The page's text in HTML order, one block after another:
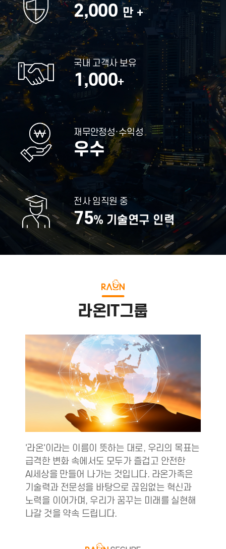
2,000만 +
국내 고객사 보유
1,000+
재무안정성·수익성
우수
전사 임직원 중
75% 기술연구 인력
라온IT그룹
'라온'이라는 이름이 뜻하는 대로, 우리의 목표는
급격한 변화 속에서도 모두가 즐겁고 안전한
AI세상을 만들어 나가는 것입니다. 라온가족은
기술력과 전문성을 바탕으로 끊임없는 혁신과
노력을 이어가며, 우리가 꿈꾸는 미래를 실현해
나갈 것을 약속 드립니다.